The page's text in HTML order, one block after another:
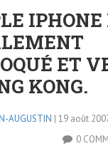
IPHONE
ET
KONG.
AUGUSTIN | 19 août
0